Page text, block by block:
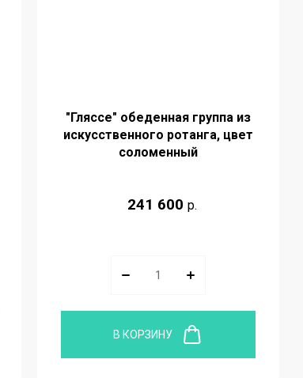
"Гляссе" обеденная группа из
искусственного ротанга, цвет
соломенный
241 600 р.
В КОРЗИНУ